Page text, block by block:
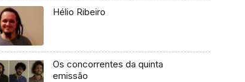
Hélio Ribeiro
Os concorrentes da quinta
emissão